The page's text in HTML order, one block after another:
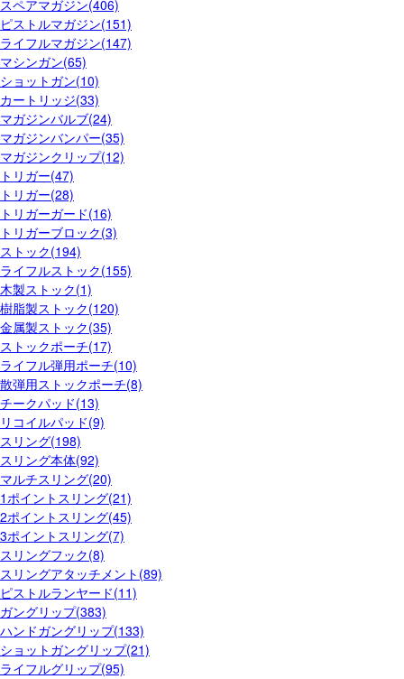
スペアマガジン(406)
ピストルマガジン(151)
ライフルマガジン(147)
マシンガン(65)
ショットガン(10)
カートリッジ(33)
マガジンバルブ(24)
マガジンバンパー(35)
マガジンクリップ(12)
トリガー(47)
トリガー(28)
トリガーガード(16)
トリガーブロック(3)
ストック(194)
ライフルストック(155)
木製ストック(1)
樹脂製ストック(120)
金属製ストック(35)
ストックポーチ(17)
ライフル弾用ポーチ(10)
散弾用ストックポーチ(8)
チークパッド(13)
リコイルパッド(9)
スリング(198)
スリング本体(92)
マルチスリング(20)
1ポイントスリング(21)
2ポイントスリング(45)
3ポイントスリング(7)
スリングフック(8)
スリングアタッチメント(89)
ピストルランヤード(11)
ガングリップ(383)
ハンドガングリップ(133)
ショットガングリップ(21)
ライフルグリップ(95)